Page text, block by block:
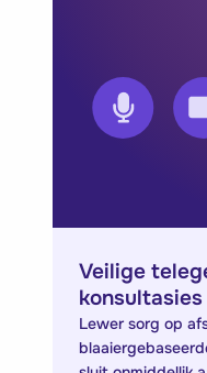
Veilige
konsultasies
Lewer sorg op